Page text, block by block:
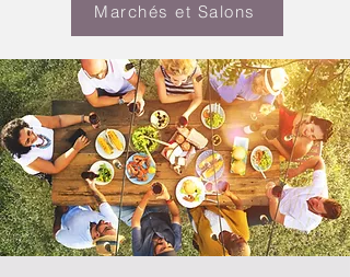
Marchés et Salons